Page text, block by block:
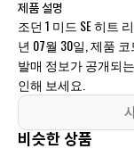
제품 설명
조던 1 미드 SE 히트
년 07월 30일, 제품 코
발매 정보가 공개되
인해 보세요.
비슷한 상품